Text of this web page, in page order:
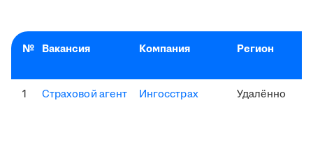
№ Вакансия Компания Регион
1 Страховой агент Ингосстрах Удалённо